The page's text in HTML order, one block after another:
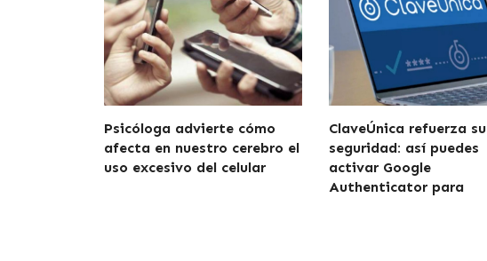
Psicóloga advierte cómo
afecta en nuestro cerebro el
uso excesivo del celular
ClaveÚnica refuerza su
seguridad: así puedes
activar Google
Authenticator para